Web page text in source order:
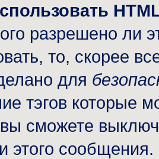
разрешено ли
то, скорее
для
тэгов которые
сможете
этого сообщения.